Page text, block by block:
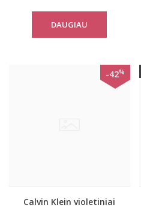
DAUGIAU
-42%
Calvin Klein violetiniai